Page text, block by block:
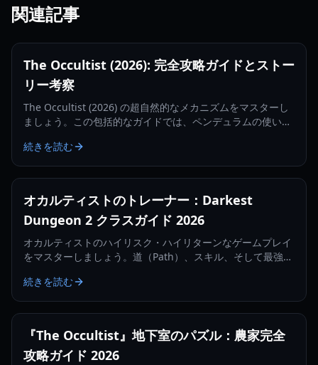
関連記事
The Occultist (2026): 完全攻略ガイドとストー
リー考察
The Occultist (2026) の超自然的なメカニズムをマスターし
ましょう。この包括的なガイドでは、ペンデュラムの使い
索方法を解説します。
続きを読む
オカルティストのトレーナー：Darkest
Dungeon 2 クラスガイド 2026
オカルティストのハイリスク・ハイリターンなゲームプレイ
をマスターしましょう。道（Path）、スキル、そして最強ビ
ムを学びます。
続きを読む
『The Occultist』地下室のパズル：農家完全
攻略ガイド 2026